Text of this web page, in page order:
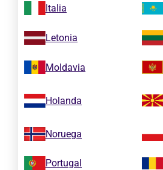
Italia
Letonia
Moldavia
Holanda
Noruega
Portugal